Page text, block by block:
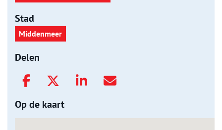
Stad
Middenmeer
Delen
Op de kaart